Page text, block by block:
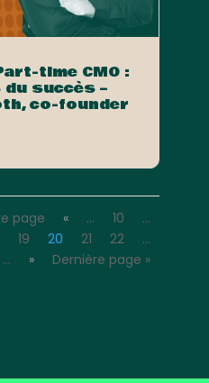
time CMO :
succès –
co-founder
page « … 10
…
19 20 21 22
…
… » Dernière page »